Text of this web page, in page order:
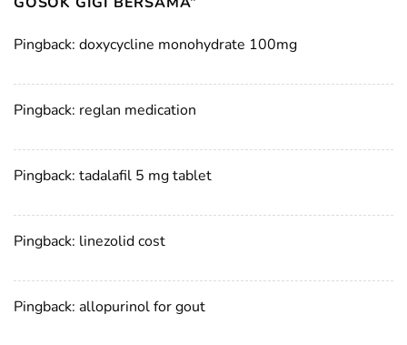
Pingback: doxycycline monohydrate 100mg
Pingback: reglan medication
Pingback: tadalafil 5 mg tablet
Pingback: linezolid cost
Pingback: allopurinol for gout